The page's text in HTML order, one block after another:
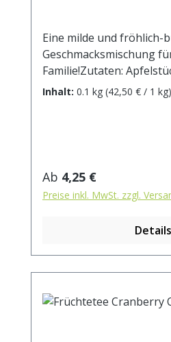
Eine milde und fröhlich-
Geschmacksmischung
Familie!Zutaten:
Karottenstücke,
Inhalt: 0.1 kg (42,50 € / 1 kg)
Regulärer Preis:
Ab 4,25 €
Preise inkl. MwSt. zzgl.
Details